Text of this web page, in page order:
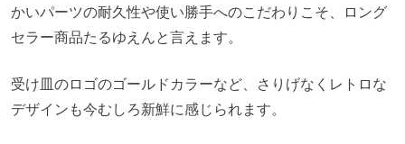
かいパーツの耐久性や使い勝手へのこだわりこそ、ロング
セラー商品たるゆえんと言えます。
受け皿のロゴのゴールドカラーなど、さりげなくレトロな
デザインも今むしろ新鮮に感じられます。